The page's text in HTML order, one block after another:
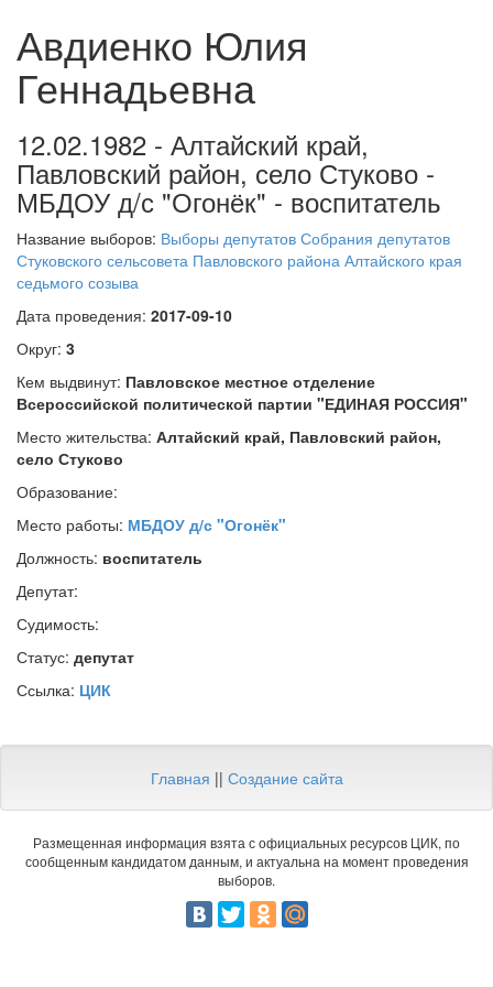
Авдиенко Юлия
Геннадьевна
12.02.1982 - Алтайский край,
Павловский район, село Стуково -
МБДОУ д/с "Огонёк" - воспитатель
Название выборов: Выборы депутатов Собрания депутатов
Стуковского сельсовета Павловского района Алтайского края
седьмого созыва
Дата проведения: 2017-09-10
Округ: 3
Кем выдвинут: Павловское местное отделение
Всероссийской политической партии "ЕДИНАЯ РОССИЯ"
Место жительства: Алтайский край, Павловский район,
село Стуково
Образование:
Место работы: МБДОУ д/с "Огонёк"
Должность: воспитатель
Депутат:
Судимость:
Статус: депутат
Ссылка: ЦИК
Главная || Создание сайта
Размещенная информация взята с официальных ресурсов ЦИК, по
сообщенным кандидатом данным, и актуальна на момент проведения
выборов.